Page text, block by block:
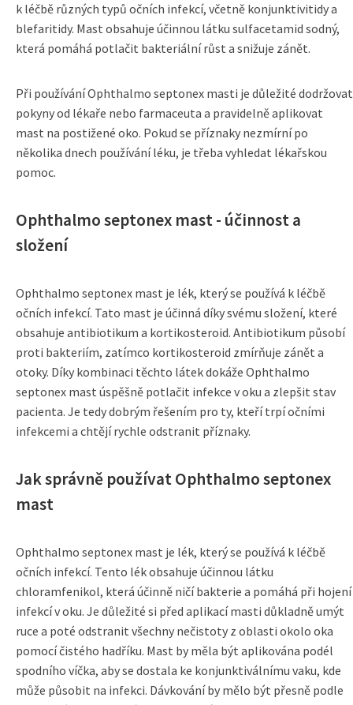
k léčbě různých typů očních infekcí, včetně konjunktivitidy a
blefaritidy. Mast obsahuje účinnou látku sulfacetamid sodný,
která pomáhá potlačit bakteriální růst a snižuje zánět.
Při používání Ophthalmo septonex masti je důležité dodržovat
pokyny od lékaře nebo farmaceuta a pravidelně aplikovat
mast na postižené oko. Pokud se příznaky nezmírní po
několika dnech používání léku, je třeba vyhledat lékařskou
pomoc.
Ophthalmo septonex mast - účinnost a
složení
Ophthalmo septonex mast je lék, který se používá k léčbě
očních infekcí. Tato mast je účinná díky svému složení, které
obsahuje antibiotikum a kortikosteroid. Antibiotikum působí
proti bakteriím, zatímco kortikosteroid zmírňuje zánět a
otoky. Díky kombinaci těchto látek dokáže Ophthalmo
septonex mast úspěšně potlačit infekce v oku a zlepšit stav
pacienta. Je tedy dobrým řešením pro ty, kteří trpí očními
infekcemi a chtějí rychle odstranit příznaky.
Jak správně používat Ophthalmo septonex
mast
Ophthalmo septonex mast je lék, který se používá k léčbě
očních infekcí. Tento lék obsahuje účinnou látku
chloramfenikol, která účinně ničí bakterie a pomáhá při hojení
infekcí v oku. Je důležité si před aplikací masti důkladně umýt
ruce a poté odstranit všechny nečistoty z oblasti okolo oka
pomocí čistého hadříku. Mast by měla být aplikována podél
spodního víčka, aby se dostala ke konjunktiválnímu vaku, kde
může působit na infekci. Dávkování by mělo být přesně podle